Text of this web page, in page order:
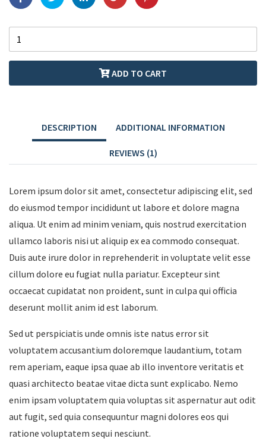
ADD TO CART
DESCRIPTION ADDITIONAL INFORMATION
REVIEWS (1)
Lorem ipsum dolor sit amet, consectetur adipiscing elit, sed
do eiusmod tempor incididunt ut labore et dolore magna
aliqua. Ut enim ad minim veniam, quis nostrud exercitation
ullamco laboris nisi ut aliquip ex ea commodo consequat.
Duis aute irure dolor in reprehenderit in voluptate velit esse
cillum dolore eu fugiat nulla pariatur. Excepteur sint
occaecat cupidatat non proident, sunt in culpa qui officia
deserunt mollit anim id est laborum.
Sed ut perspiciatis unde omnis iste natus error sit
voluptatem accusantium doloremque laudantium, totam
rem aperiam, eaque ipsa quae ab illo inventore veritatis et
quasi architecto beatae vitae dicta sunt explicabo. Nemo
enim ipsam voluptatem quia voluptas sit aspernatur aut odit
aut fugit, sed quia consequuntur magni dolores eos qui
ratione voluptatem sequi nesciunt.